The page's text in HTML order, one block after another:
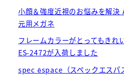
小顔＆強度近視のお悩みを解
元用メガネ
フレームカラーがとってもきれ
ES-2472が入荷しました
spec ēspace（スペックエスパ